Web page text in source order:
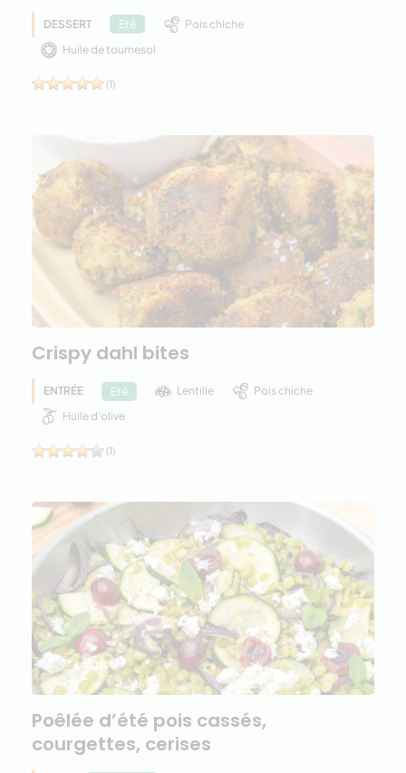
DESSERT Eté
Pois chiche
Huile de tournesol
(1)
Crispy dahl bites
ENTRÉE Eté Lentille
Pois chiche
Huile d'olive
(1)
Poêlée d’été pois cassés,
courgettes, cerises